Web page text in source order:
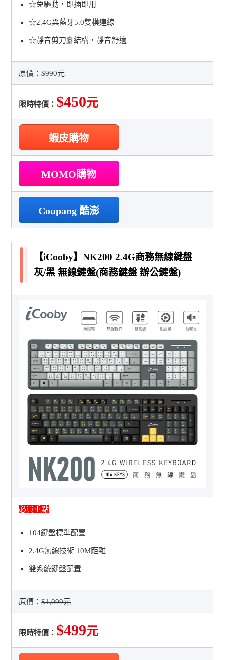
☆免驅動，即插即用
☆2.4G與藍牙5.0雙模連線
☆靜音剪刀腳結構，靜音舒適
原價：$990元
限時特價： $450元
蝦皮購物
MOMO購物
Coupang 酷澎
【iCooby】NK200 2.4G商務無線鍵盤
灰/黑 無線鍵盤(商務鍵盤 辦公鍵盤)
必買重點
104鍵盤標準配置
2.4G無線技術 10M距離
雙系統鍵盤配置
原價：$1,099元
限時特價： $499元